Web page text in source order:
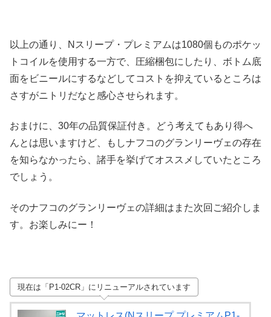
以上の通り、Nスリープ・プレミアムは1080個ものポケッ
トコイルを使用する一方で、圧縮梱包にしたり、ボトム底
面をビニールにするなどしてコストを抑えているところは
さすがニトリだなと感心させられます。
おまけに、30年の品質保証付き。どう考えてもあり得へ
んとは思いますけど、もしナフコのグランリーヴェの存在
を知らなかったら、諸手を挙げてオススメしていたところ
でしょう。
そのナフコのグランリーヴェの詳細はまた次回ご紹介しま
す。お楽しみにー！
現在は「P1-02CR」にリニューアルされています